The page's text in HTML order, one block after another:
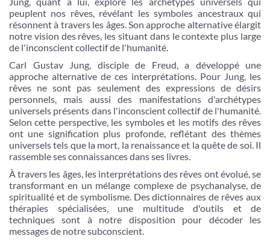
peuplent nos rêves, révélant les symboles ancestraux qui
résonnent à travers les âges. Son approche alternative élargit
notre vision des rêves, les situant dans le contexte plus large
de l'inconscient collectif de l'humanité.
Carl Gustav Jung, disciple de Freud, a développé une
approche alternative de ces interprétations. Pour Jung, les
rêves ne sont pas seulement des expressions de désirs
personnels, mais aussi des manifestations d'archétypes
universels présents dans l'inconscient collectif de l'humanité.
Selon cette perspective, les symboles et les motifs des rêves
ont une signification plus profonde, reflétant des thèmes
universels tels que la mort, la renaissance et la quête de soi. Il
rassemble ses connaissances dans ses livres.
À travers les âges, les interprétations des rêves ont évolué, se
transformant en un mélange complexe de psychanalyse, de
spiritualité et de symbolisme. Des dictionnaires de rêves aux
thérapies spécialisées, une multitude d'outils et de
techniques sont à notre disposition pour décoder les
messages de notre subconscient.